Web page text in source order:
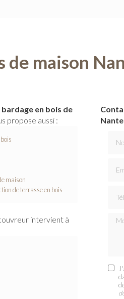
de maison
bardage en bois de
propose aussi :
maison
de terrasse en bois
intervient à